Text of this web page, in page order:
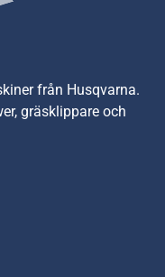
från Husqvarna.
gräsklippare och